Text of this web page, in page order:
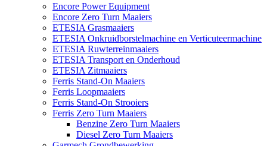
Encore Power Equipment
Encore Zero Turn Maaiers
ETESIA Grasmaaiers
ETESIA Onkruidborstelmachine en Verticuteermachine
ETESIA Ruwterreinmaaiers
ETESIA Transport en Onderhoud
ETESIA Zitmaaiers
Ferris Stand-On Maaiers
Ferris Loopmaaiers
Ferris Stand-On Strooiers
Ferris Zero Turn Maaiers
Benzine Zero Turn Maaiers
Diesel Zero Turn Maaiers